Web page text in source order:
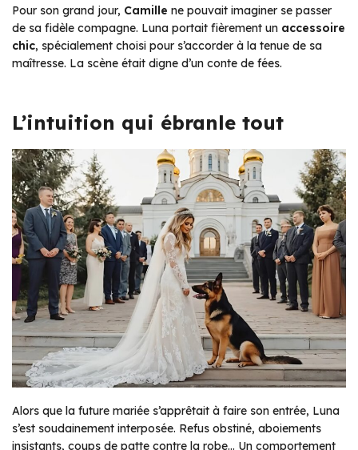
Pour son grand jour, Camille ne pouvait imaginer se passer
de sa fidèle compagne. Luna portait fièrement un accessoire
chic, spécialement choisi pour s’accorder à la tenue de sa
maîtresse. La scène était digne d’un conte de fées.
L’intuition qui ébranle tout
Alors que la future mariée s’apprêtait à faire son entrée, Luna
s’est soudainement interposée. Refus obstiné, aboiements
insistants, coups de patte contre la robe… Un comportement